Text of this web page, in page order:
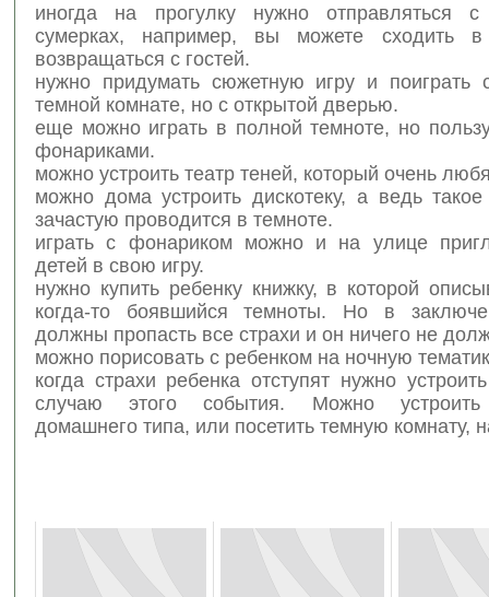
иногда на прогулку нужно отправляться
сумерках, например, вы можете сходить
возвращаться с гостей.
нужно придумать сюжетную игру и поиграть
темной комнате, но с открытой дверью.
еще можно играть в полной темноте, но
фонариками.
можно устроить театр теней, который очень
можно дома устроить дискотеку, а ведь
зачастую проводится в темноте.
играть с фонариком можно и на улице
детей в свою игру.
нужно купить ребенку книжку, в которой
когда-то боявшийся темноты. Но в
должны пропасть все страхи и он ничего не
можно порисовать с ребенком на ночную
когда страхи ребенка отступят нужно
случаю этого события. Можно устроить
домашнего типа, или посетить темную комнату,